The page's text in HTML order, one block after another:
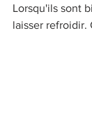
Lorsqu'ils sont
laisser refroidir.